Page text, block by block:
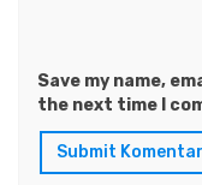
Save my name,
the next time I